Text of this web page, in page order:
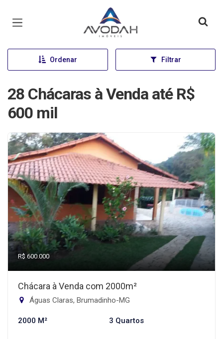
Página inicial
Ordenar Filtrar
28 Chácaras à Venda até R$
600 mil
R$ 600.000
Chácara à Venda com 2000m²
Águas Claras, Brumadinho-MG
2000 M² 3 Quartos